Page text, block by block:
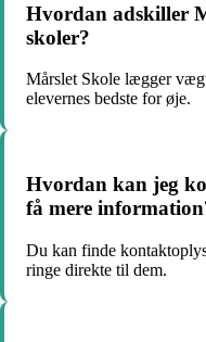
Hvordan adskiller
skoler?
Mårslet Skole lægger
elevernes bedste for øje.
Hvordan kan jeg
få mere
Du kan finde
ringe direkte til dem.